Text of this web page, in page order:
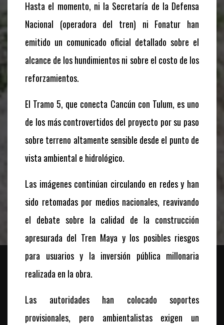
Hasta el momento, ni la Secretaría de la Defensa
Nacional (operadora del tren) ni Fonatur han
emitido un comunicado oficial detallado sobre el
alcance de los hundimientos ni sobre el costo de los
reforzamientos.
El Tramo 5, que conecta Cancún con Tulum, es uno
de los más controvertidos del proyecto por su paso
sobre terreno altamente sensible desde el punto de
vista ambiental e hidrológico.
Las imágenes continúan circulando en redes y han
sido retomadas por medios nacionales, reavivando
el debate sobre la calidad de la construcción
apresurada del Tren Maya y los posibles riesgos
para usuarios y la inversión pública millonaria
realizada en la obra.
Las autoridades han colocado soportes
provisionales, pero ambientalistas exigen un